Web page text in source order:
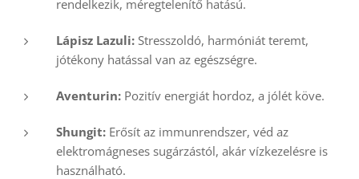
rendelkezik, méregtelenítő hatású.
Lápisz Lazuli: Stresszoldó, harmóniát teremt,
jótékony hatással van az egészségre.
Aventurin: Pozitív energiát hordoz, a jólét köve.
Shungit: Erősít az immunrendszer, véd az
elektromágneses sugárzástól, akár vízkezelésre is
használható.